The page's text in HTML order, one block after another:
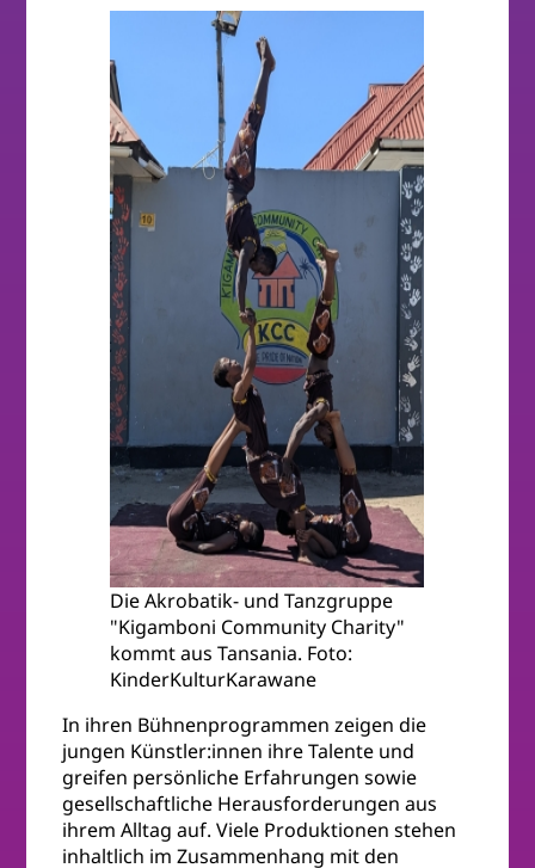
Die Akrobatik- und Tanzgruppe
"Kigamboni Community Charity"
kommt aus Tansania. Foto:
KinderKulturKarawane
In ihren Bühnenprogrammen zeigen die
jungen Künstler:innen ihre Talente und
greifen persönliche Erfahrungen sowie
gesellschaftliche Herausforderungen aus
ihrem Alltag auf. Viele Produktionen stehen
inhaltlich im Zusammenhang mit den